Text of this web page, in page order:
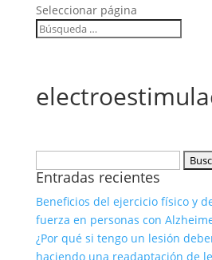
Seleccionar página
Entradas recientes
Beneficios del ejercicio físico y
fuerza en personas con
¿Por qué si tengo un lesión
haciendo una readaptación de